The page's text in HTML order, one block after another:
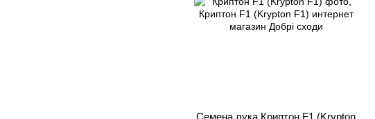
Семена лука Криптон F1 (Krypton